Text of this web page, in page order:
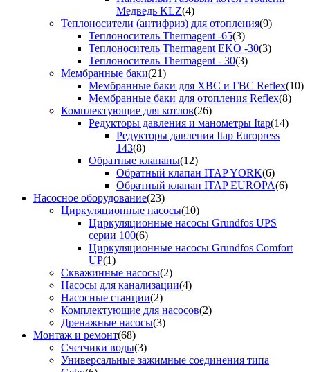
Медведь KLZ(4)
Теплоносители (антифриз) для отопления(9)
Теплоноситель Thermagent -65(3)
Теплоноситель Thermagent EKO -30(3)
Теплоноситель Thermagent - 30(3)
Мембранные баки(21)
Мембранные баки для ХВС и ГВС Reflex(10)
Мембранные баки для отопления Reflex(8)
Комплектующие для котлов(26)
Редукторы давления и манометры Itap(14)
Редукторы давления Itap Europress
143(8)
Обратные клапаны(12)
Обратный клапан ITAP YORK(6)
Обратный клапан ITAP EUROPA(6)
Насосное оборудование(23)
Циркуляционные насосы(10)
Циркуляционные насосы Grundfos UPS
серии 100(6)
Циркуляционные насосы Grundfos Comfort
UP(1)
Скважинные насосы(2)
Насосы для канализации(4)
Насосные станции(2)
Комплектующие для насосов(2)
Дренажные насосы(3)
Монтаж и ремонт(68)
Счетчики воды(3)
Универсальные зажимные соединения типа